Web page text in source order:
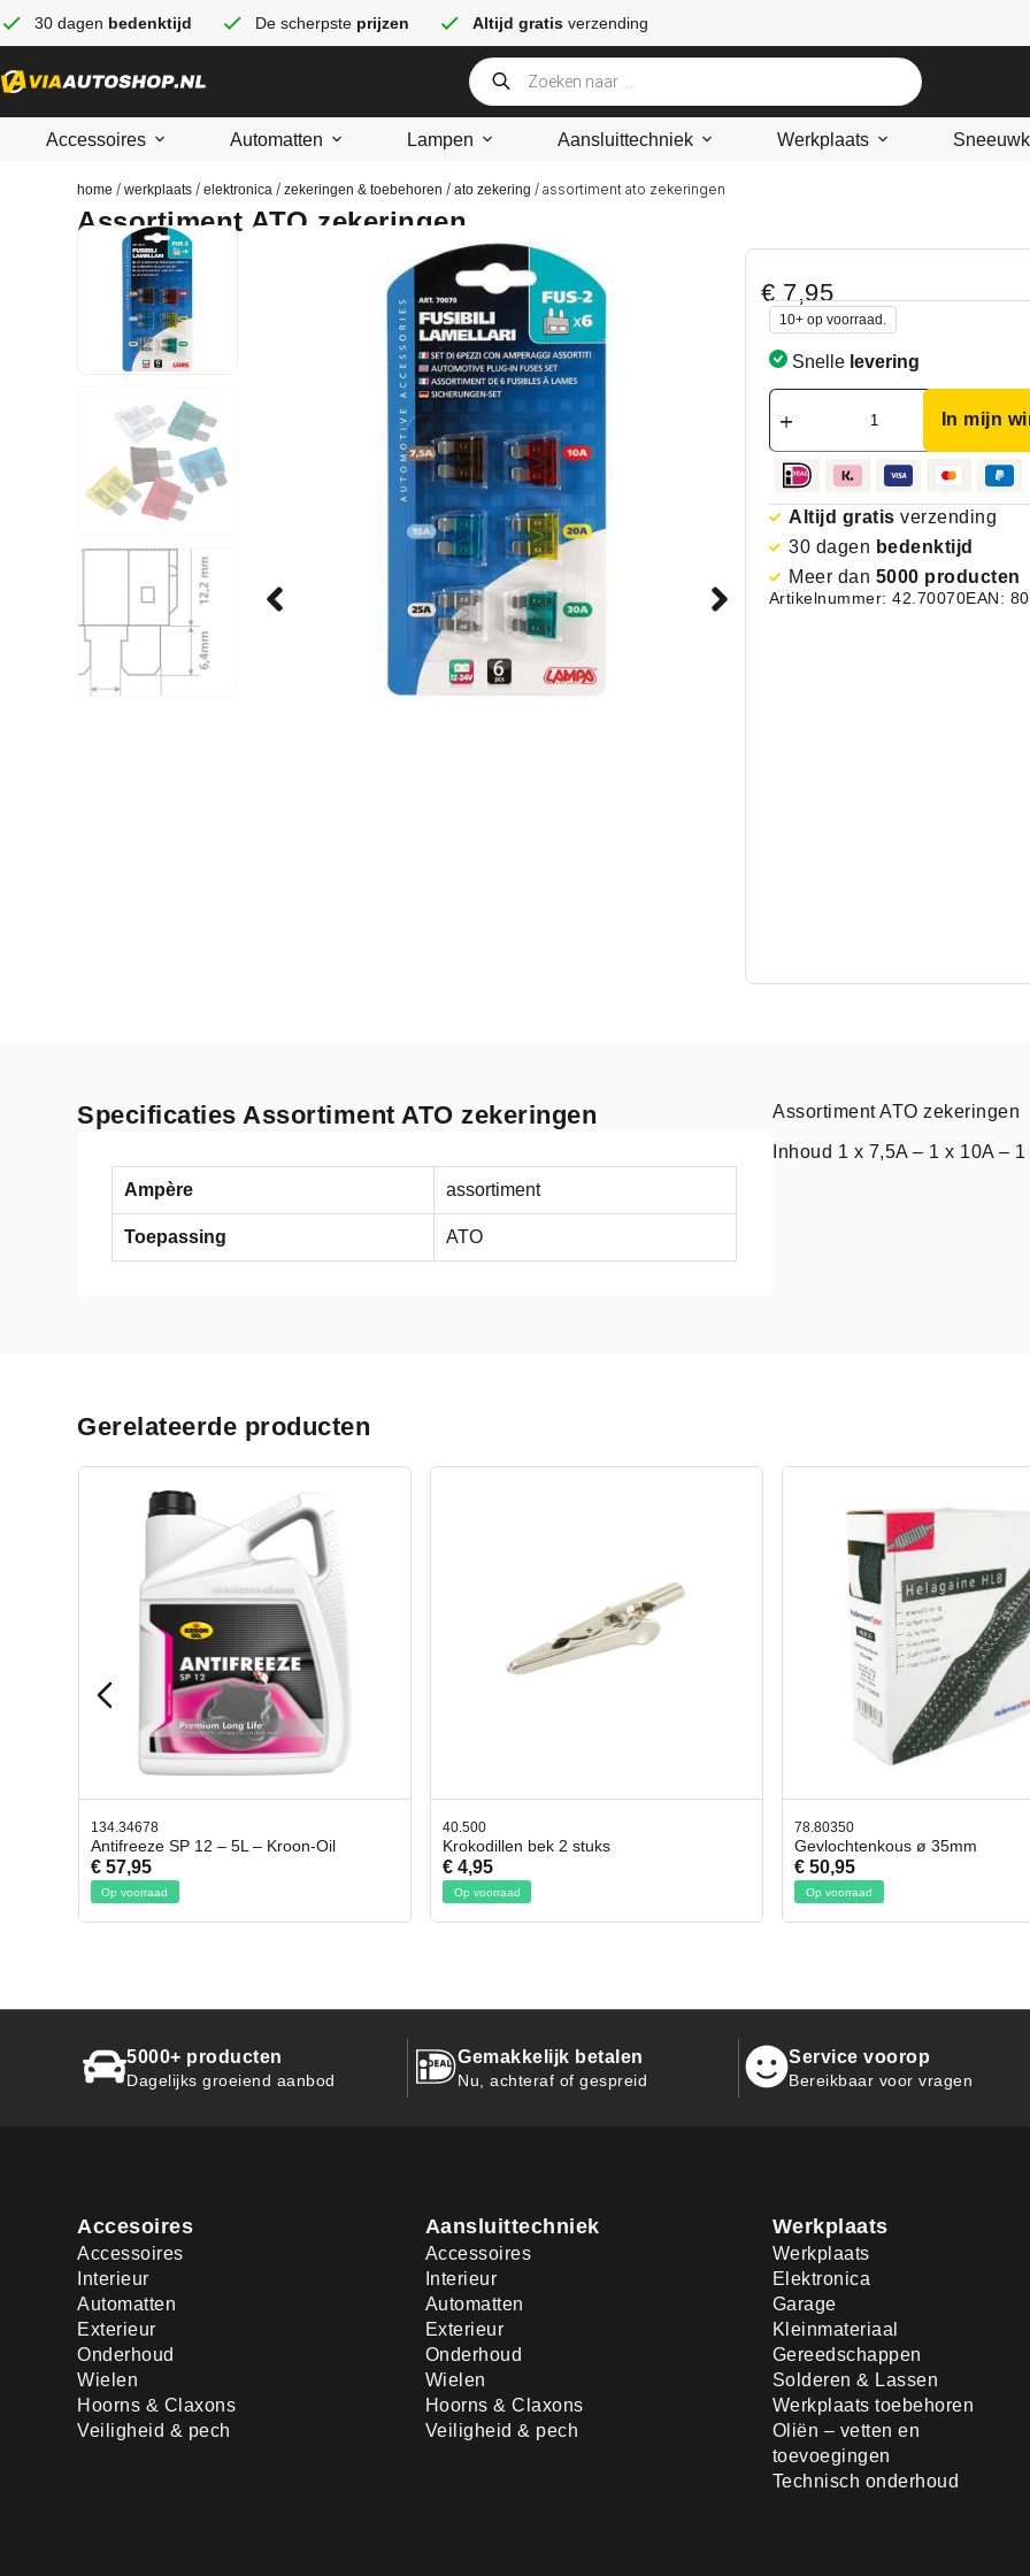
30 dagen bedenktijd De scherpste prijzen Altijd gratis verzending
Accessoires Automatten Lampen Aansluittechniek Werkplaats
home /werkplaats /elektronica /zekeringen & toebehoren /ato zekering / assortiment ato zekeringen
Assortiment ATO zekeringen
€7,95
10+ op voorraad.
Snelle levering
In mijn
Altijd gratis verzending
30 dagen bedenktijd
Meer dan 5000 producten
Artikelnummer: 42.70070EAN:
Specificaties Assortiment ATO zekeringen
Ampère assortiment
Toepassing ATO
Assortiment ATO zekeringen
Inhoud 1 x 7,5A – 1 x 10A –
Gerelateerde producten
40.500
Krokodillen bek 2 stuks Gevlochtenkous ø 35mm
Op voorraad
Bit- en Doppenset 19
5000+ producten
Dagelijks groeiend aanbod
Gemakkelijk betalen
Nu, achteraf of gespreid
Service voorop
Bereikbaar voor vragen
Accesoires
Accessoires
Interieur
Automatten
Exterieur
Onderhoud
Wielen
Hoorns & Claxons
Veiligheid & pech
Aansluittechniek
Accessoires
Interieur
Automatten
Exterieur
Onderhoud
Wielen
Hoorns & Claxons
Veiligheid & pech
Werkplaats
Werkplaats
Elektronica
Garage
Kleinmateriaal
Gereedschappen
Solderen & Lassen
Werkplaats toebehoren
Oliën – vetten en
toevoegingen
Technisch onderhoud